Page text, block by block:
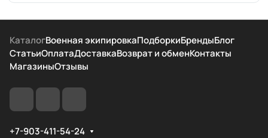
КаталогВоенная экипировкаПодборкиБрендыБлог
СтатьиОплатаДоставкаВозврат и обменКонтакты
МагазиныОтзывы
+7-903-411-54-24